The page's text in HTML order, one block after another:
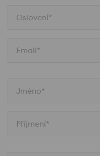
Oslovení*
Email*
Jméno*
Příjmení*